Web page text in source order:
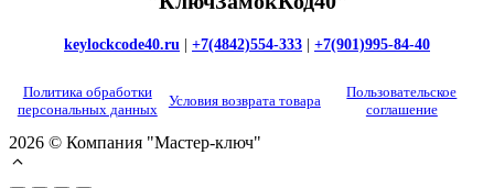
keylockcode40.ru +7(4842)554-333 +7(901)995-84-40
Политика обработки
персональных данных
Условия возврата товара
Пользовательское
соглашение
2026 © Компания "Мастер-ключ"